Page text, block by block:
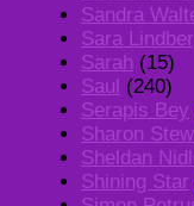
Sandra
Sara
Sarah (15)
Saul (240)
Serapis Bey
Sharon
Sheldan
Shining Star